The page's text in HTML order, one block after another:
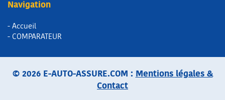
Navigation
- Accueil
- COMPARATEUR
© 2026 E-AUTO-ASSURE.COM : Mentions légales &
Contact